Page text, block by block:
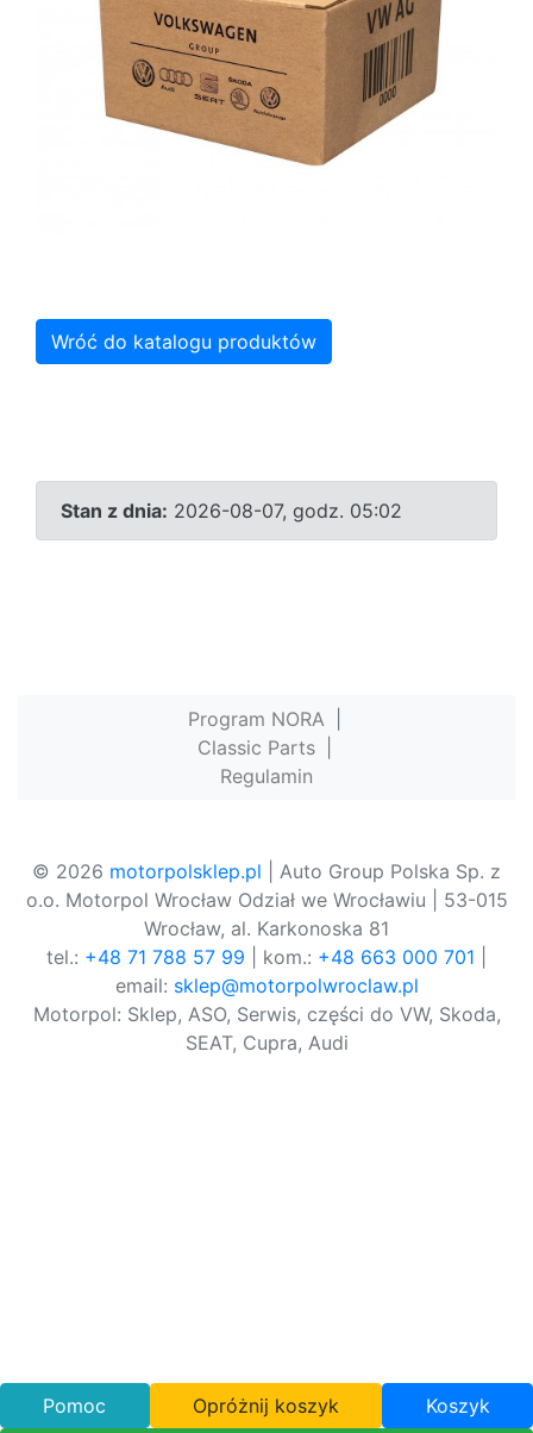
Wróć do katalogu produktów
Stan z dnia: 2026-08-07, godz. 05:02
Program NORA
Classic Parts
Regulamin
© 2026 motorpolsklep.pl | Auto Group Polska Sp. z
o.o. Motorpol Wrocław Odział we Wrocławiu | 53-015
Wrocław, al. Karkonoska 81
tel.: +48 71 788 57 99 | kom.: +48 663 000 701
email: sklep@motorpolwroclaw.pl
Motorpol: Sklep, ASO, Serwis, części do VW, Skoda,
SEAT, Cupra, Audi
Pomoc Opróżnij koszyk Koszyk